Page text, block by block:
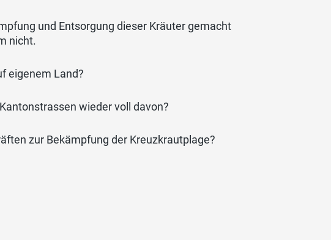
und Entsorgung dieser Kräuter gemacht
nicht.
eigenem Land?
wieder voll davon?
zur Bekämpfung der Kreuzkrautplage?